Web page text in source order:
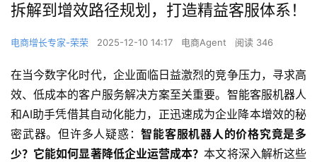
拆解到增效路径规划，打造精益客服体系！
电商增长专家-荣荣 2025-12-10 14:17 电商Agent 阅读 346
在当今数字化时代，企业面临日益激烈的竞争压力，寻求高
效、低成本的客户服务解决方案至关重要。智能客服机器人
和AI助手凭借其自动化能力，正迅速成为企业降本增效的秘
密武器。但许多人疑惑：智能客服机器人的价格究竟是多
少？它能如何显著降低企业运营成本？本文将深入解析这些